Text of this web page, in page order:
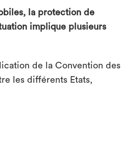
la protection de
implique plusieurs
de la Convention des
les différents Etats,